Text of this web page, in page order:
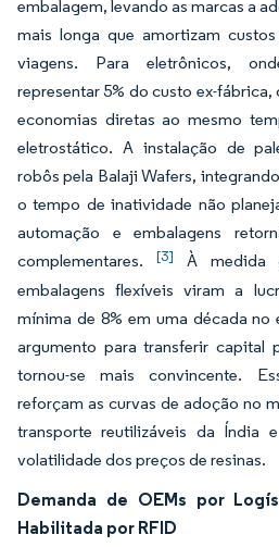
embalagem, levando as marcas a
mais longa que amortizam
viagens. Para eletrônicos,
representar 5% do custo ex-
economias diretas ao mesmo
eletrostático. A instalação de
robôs pela Balaji Wafers,
o tempo de inatividade não
automação e embalagens
complementares. [3]
À medida
embalagens flexíveis viram a
mínima de 8% em uma década no
argumento para transferir capital
tornou-se mais convincente.
reforçam as curvas de adoção no
transporte reutilizáveis da Índia
volatilidade dos preços de resinas.
Demanda de OEMs por
Habilitada por RFID